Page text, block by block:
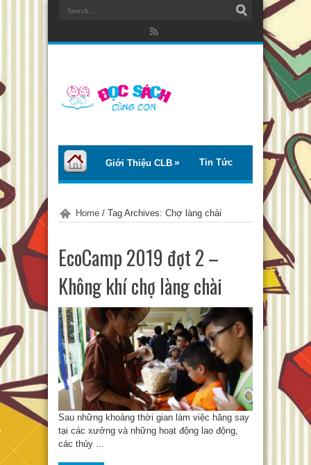
Giới Thiệu CLB Tin Tức
Chào Tiếng Việt
Trại Hè Thanh Thiếu Nhi EcoCamp
Home / Tag Archives: Chợ làng chài
EcoCamp 2019 đợt 2 –
Không khí chợ làng chài
Sau những khoảng thời gian làm việc hăng say
tại các xưởng và những hoạt động lao động,
các thủy ...